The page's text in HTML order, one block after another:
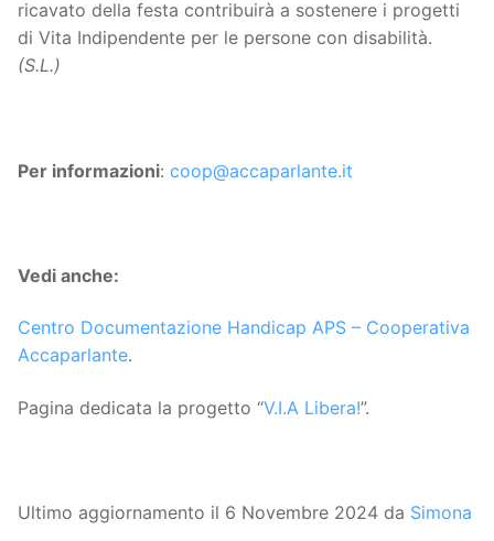
ricavato della festa contribuirà a sostenere i progetti
di Vita Indipendente per le persone con disabilità.
(S.L.)
Per informazioni: coop@accaparlante.it
Vedi anche:
Centro Documentazione Handicap APS – Cooperativa
Accaparlante.
Pagina dedicata la progetto “V.I.A Libera!”.
Ultimo aggiornamento il 6 Novembre 2024 da Simona